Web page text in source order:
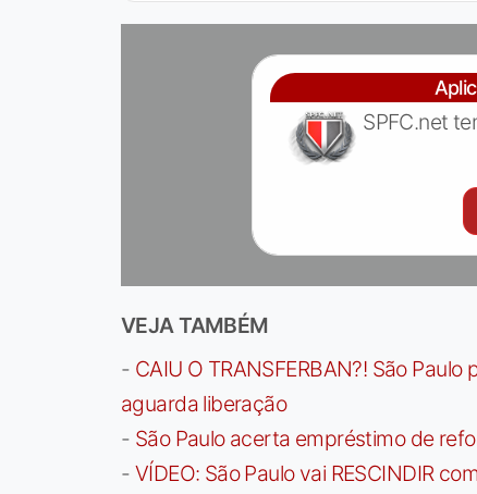
SPFC.net
VEJA TAMBÉM
- CAIU O TRANSFERBAN?! São
aguarda liberação
- São Paulo acerta empréstimo de
- VÍDEO: São Paulo vai RESCINDIR